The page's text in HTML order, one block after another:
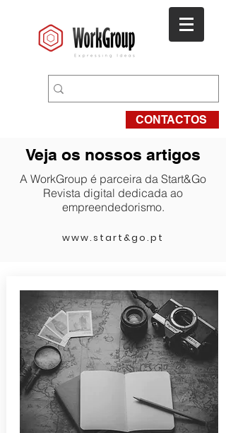
CONTACTOS
Veja os nossos artigos
A WorkGroup é parceira da Start&Go
Revista digital dedicada ao
empreendedorismo.
www.start&go.pt